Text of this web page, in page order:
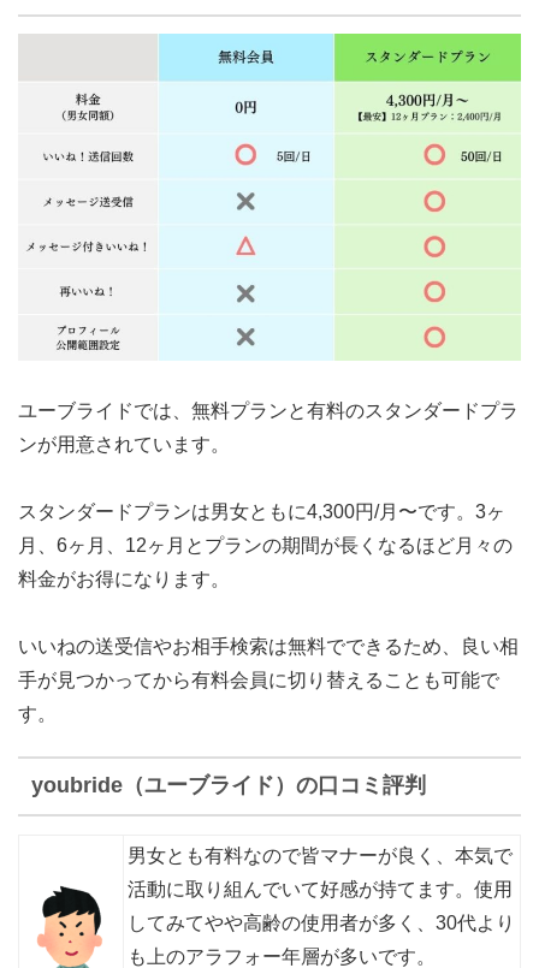
ユーブライドでは、無料プランと有料のスタンダードプラ
ンが用意されています。
スタンダードプランは男女ともに4,300円/月〜です。3ヶ
月、6ヶ月、12ヶ月とプランの期間が長くなるほど月々の
料金がお得になります。
いいねの送受信やお相手検索は無料でできるため、良い相
手が見つかってから有料会員に切り替えることも可能で
す。
youbride（ユーブライド）の口コミ評判
男女とも有料なので皆マナーが良く、本気で
活動に取り組んでいて好感が持てます。使用
してみてやや高齢の使用者が多く、30代より
も上のアラフォー年層が多いです。